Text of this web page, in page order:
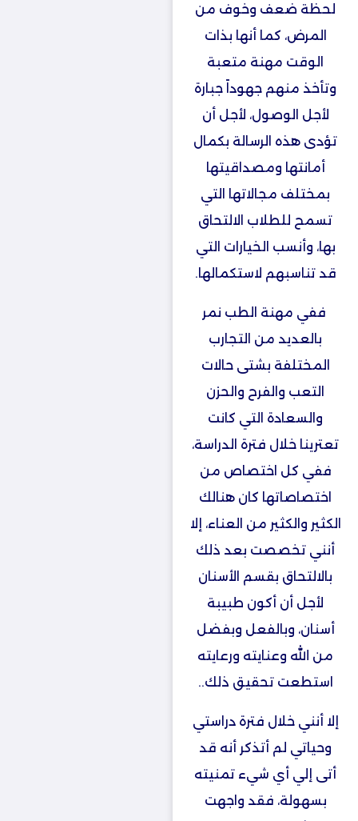
لحظة ضعف وخوف من
المرض، كما أنها بذات
الوقت مهنة متعبة
وتأخذ منهم جهوداً جبارة
لأجل الوصول، لأجل أن
تؤدى هذه الرسالة بكمال
أمانتها ومصداقيتها
بمختلف مجالاتها التي
تسمح للطلاب الالتحاق
بها، وأنسب الخيارات التي
قد تناسبهم لاستكمالها.
ففي مهنة الطب نمر
بالعديد من التجارب
المختلفة بشتى حالات
التعب والفرح والحزن
والسعادة التي كانت
تعترينا خلال فترة الدراسة،
ففي كل اختصاص من
اختصاصاتها كان هنالك
الكثير والكثير من العناء، إلا
أنني تخصصت بعد ذلك
بالالتحاق بقسم الأسنان
لأجل أن أكون طبيبة
أسنان، وبالفعل وبفضل
من الله وعنايته ورعايته
استطعت تحقيق ذلك..
إلا أنني خلال فترة دراستي
وحياتي لم أتذكر أنه قد
أتى إلي أي شيء تمنيته
بسهولة، فقد واجهت